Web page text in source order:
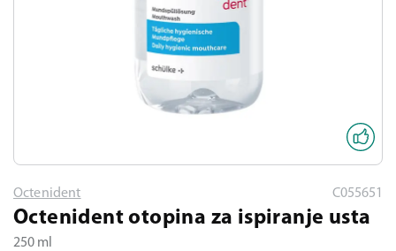
Octenident C055651
Octenident otopina za ispiranje usta
250 ml